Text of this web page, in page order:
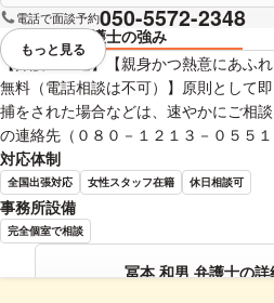
電話で面談予約050-5572-2348
弁護士の強み
【弁護士直通】【親身かつ熱意にあふ
無料（電話相談は不可）】原則として
捕をされた場合などは、速やかにご相
の連絡先（０８０－１２１３－０５５
対応体制
全国出張対応 女性スタッフ在籍 休日相談可
事務所設備
完全個室で相談
冨本 和男 弁護士の
視覚的に省略されている要素を
もっと見る